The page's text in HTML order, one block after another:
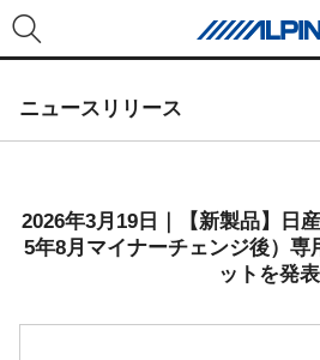
ニュースリリース
2026年3月19日｜【新製品】日
5年8月マイナーチェンジ後）専
ットを発表